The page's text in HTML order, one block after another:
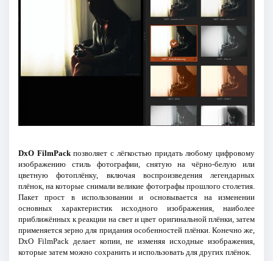
DxO FilmPackпозволяет с лёгкостью придать любому цифровому
изображению стиль фотографии, снятую на чёрно-белую или
цветную фотоплёнку, включая воспроизведения легендарных
плёнок, на которые снимали великие фотографы прошлого столетия.
Пакет прост в использовании и основывается на изменении
основных характеристик исходного изображения, наиболее
приближённых к реакции на свет и цвет оригинальной плёнки, затем
применяется зерно для придания особенностей плёнки. Конечно же,
DxO FilmPack делает копии, не изменяя исходные изображения,
которые затем можно сохранить и использовать для других плёнок.